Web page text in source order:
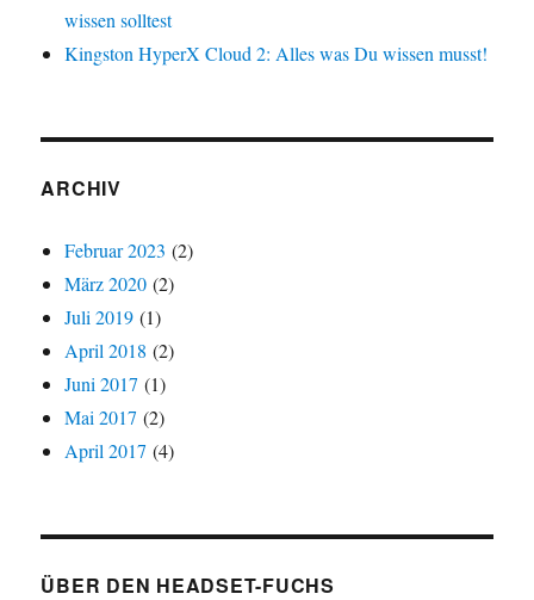
wissen solltest
Kingston HyperX Cloud 2: Alles was Du wissen musst!
ARCHIV
Februar 2023 (2)
März 2020 (2)
Juli 2019 (1)
April 2018 (2)
Juni 2017 (1)
Mai 2017 (2)
April 2017 (4)
ÜBER DEN HEADSET-FUCHS